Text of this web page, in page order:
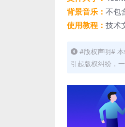
背景音乐： 不包
使用教程： 技术
#版权声明#
引起版权纠纷，